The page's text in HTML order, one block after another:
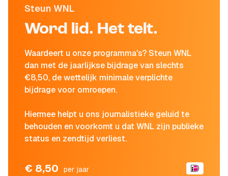
Steun WNL
Word lid. Het telt.
Waardeert u onze programma's? Steun WNL
dan met de jaarlijkse bijdrage van slechts
€8,50, de wettelijk minimale verplichte
bijdrage voor omroepen.
Hiermee helpt u ons journalistieke geluid te
behouden en voorkomt u dat WNL zijn publieke
status en zendtijd verliest.
€ 8,50 per jaar